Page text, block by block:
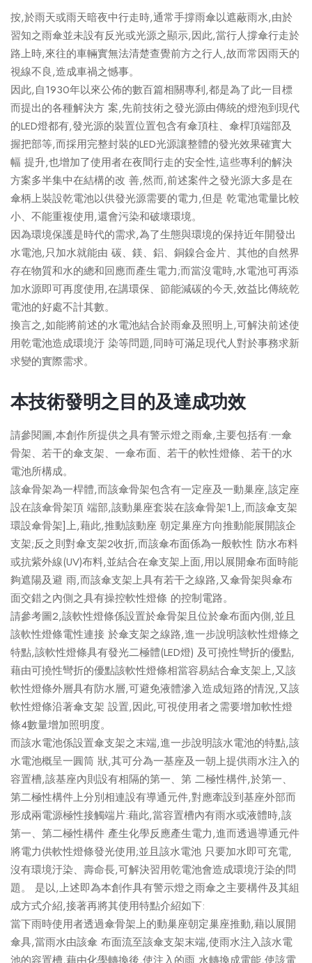
按,於雨天或雨天暗夜中行走時,通常手撐雨傘以遮蔽雨水,由於
習知之雨傘並未設有反光或光源之顯示,因此,當行人撐傘行走於
路上時,來往的車輛實無法清楚查覺前方之行人,故而常因雨天的
視線不良,造成車禍之憾事。
因此,自1930年以來公佈的數百篇相關專利,都是為了此一目標
而提出的各種解決方 案,先前技術之發光源由傳統的燈泡到現代
的LED燈都有,發光源的裝置位置包含有傘頂柱、傘桿頂端部及
握把部等,而採用完整封裝的LED光源讓整體的發光效果確實大
幅 提升,也增加了使用者在夜間行走的安全性,這些專利的解決
方案多半集中在結構的改 善,然而,前述案件之發光源大多是在
傘柄上裝設乾電池以供發光源需要的電力,但是 乾電池電量比較
小、不能重複使用,還會污染和破壞環境。
因為環境保護是時代的需求,為了生態與環境的保持近年開發出
水電池,只加水就能由 碳、鎂、鋁、銅鎳合金片、其他的自然界
存在物質和水的總和回應而產生電力;而當沒電時,水電池可再添
加水源即可再度使用,在講環保、節能減碳的今天,效益比傳統乾
電池的好處不計其數。
換言之,如能將前述的水電池結合於雨傘及照明上,可解決前述使
用乾電池造成環境汙 染等問題,同時可滿足現代人對於事務求新
求變的實際需求。
本技術發明之目的及達成功效
請參閱圖,本創作所提供之具有警示燈之雨傘,主要包括有:一傘
骨架、若干的傘支架、一傘布面、若干的軟性燈條、若干的水
電池所構成。
該傘骨架為一桿體,而該傘骨架包含有一定座及一動巢座,該定座
設在該傘骨架頂 端部,該動巢座套裝在該傘骨架1上,而該傘支架
環設傘骨架]上,藉此,推動該動座 朝定巢座方向推動能展開該企
支架;反之則對傘支架2收折,而該傘布面係為一般軟性 防水布料
或抗紫外線(UV)布料,並結合在傘支架上面,用以展開傘布面時能
夠遮陽及避 雨,而該傘支架上具有若干之線路,又傘骨架與傘布
面交錯之內側之具有操控軟性燈條 的控制電路。
請參考圖2,該軟性燈條係設置於傘骨架且位於傘布面內側,並且
該軟性燈條電性連接 於傘支架之線路,進一步說明該軟性燈條之
特點,該軟性燈條具有發光二極體(LED燈) 及可撓性彎折的優點,
藉由可撓性彎折的優點該軟性燈條相當容易結合傘支架上,又該
軟性燈條外層具有防水層,可避免液體滲入造成短路的情況,又該
軟性燈條沿著傘支架 設置,因此,可視使用者之需要增加軟性燈
條4數量增加照明度。
而該水電池係設置傘支架之末端,進一步說明該水電池的特點,該
水電池概呈一圓筒 狀,其可分為一基座及一朝上提供雨水注入的
容置槽,該基座內則設有相隔的第一、第 二極性構件,於第一、
第二極性構件上分別相連設有導通元件,對應牽設到基座外部而
形成兩電源極性接觸端片:藉此,當容置槽內有雨水或液體時,該
第一、第二極性構件 產生化學反應產生電力,進而透過導通元件
將電力供軟性燈條發光使用;並且該水電池 只要加水即可充電,
沒有環境汙染、壽命長,可解決習用乾電池會造成環境汙染的問
題。 是以,上述即為本創作具有警示燈之雨傘之主要構件及其組
成方式介紹,接著再將其使用特點介紹如下:
當下雨時使用者透過傘骨架上的動巢座朝定巢座推動,藉以展開
傘具,當雨水由該傘 布面流至該傘支架末端,使雨水注入該水電